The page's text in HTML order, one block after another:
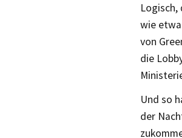
Logisch,
wie
von
die
Und so
der